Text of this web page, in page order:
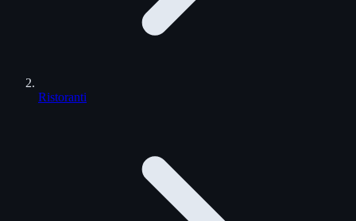
Ristoranti